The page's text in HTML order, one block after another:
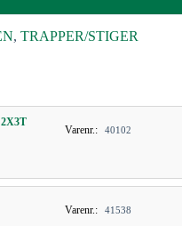
,TRAPPER/STIGER
Varenr.: 40102
Varenr.: 41538